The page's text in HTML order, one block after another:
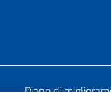
Piano di